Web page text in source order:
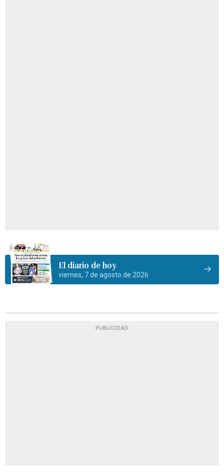
El diario de hoy
viernes, 7 de agosto de 2026
PUBLICIDAD